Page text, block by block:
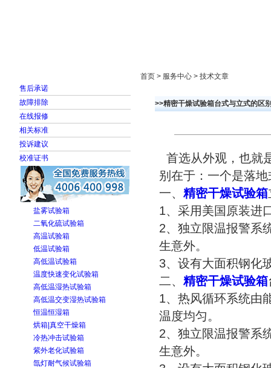
售后承诺
故障排除
在线报修
相关标准
投诉建议
校准证书
盐雾试验箱
二氧化硫试验箱
高温试验箱
低温试验箱
高低温试验箱
温度快速变化试验箱
高低温湿热试验箱
高低温交变湿热试验箱
恒温恒湿箱
烘箱|真空干燥箱
冷热冲击试验箱
紫外老化试验箱
氙灯耐气候试验箱
首页 > 服务中心 > 技术文章
>>精密干燥试验箱台式与立式的区
首选从外观，也就
别在于：一个是落
一、 精密干燥试验箱
1、采用美国原装进
2、独立限温报警系
生意外。
3、设有大面积钢化
二、 精密干燥试验箱
1、热风循环系统由
温度均匀。
2、独立限温报警系
生意外。